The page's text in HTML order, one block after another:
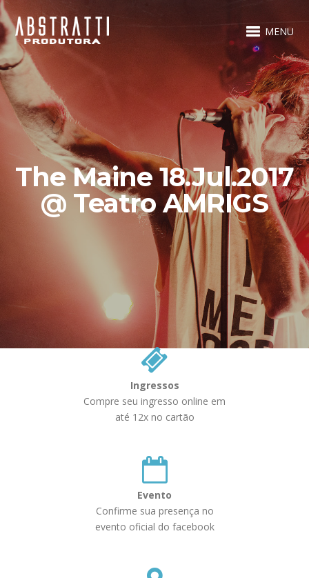
MENU
The Maine 18.Jul.2017
@ Teatro AMRIGS
Ingressos
Compre seu ingresso online em
até 12x no cartão
Evento
Confirme sua presença no
evento oficial do facebook